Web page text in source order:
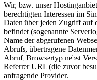
Wir, bzw. unser
berechtigten Interessen im
Daten über jeden Zugriff auf
befindet (sogenannte
Name der abgerufenen
Abrufs, übertragene
Abruf, Browsertyp nebst
Referrer URL (die zuvor
anfragende Provider.